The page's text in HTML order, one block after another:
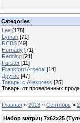
Categories
Lee [178]
Lyman [71]
RCBS [49]
Hornady [71]
Redding [21]
Forster [11]
Frankford Arsenal [14]
Другие [47]
Товары с Aliexpress [25]
Товары от проверенных
Главная » 2013 » Сентябрь »
Набор матриц 7х62х25